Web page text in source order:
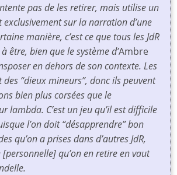
pas de les retirer, mais utilise un
exclusivement sur la narration d’une
manière, c’est ce que tous les JdR
être, bien que le système d’Ambre
en dehors de son contexte. Les
“dieux mineurs”, donc ils peuvent
bien plus corsées que le
lambda. C’est un jeu qu’il est difficile
l’on doit “désapprendre” bon
qu’on a prises dans d’autres JdR,
[personnelle] qu’on en retire en vaut